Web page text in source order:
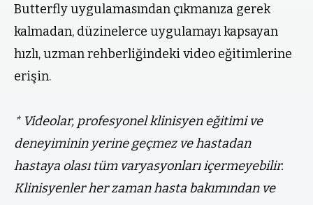
Butterfly uygulamasından çıkmanıza gerek
kalmadan, düzinelerce uygulamayı kapsayan
hızlı, uzman rehberliğindeki video eğitimlerine
erişin.
* Videolar, profesyonel klinisyen eğitimi ve
deneyiminin yerine geçmez ve hastadan
hastaya olası tüm varyasyonları içermeyebilir.
Klinisyenler her zaman hasta bakımından ve